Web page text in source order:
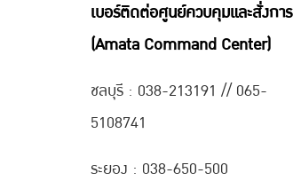
เบอร์ติดต่อศูนย์ควบคุมและสั่งการ
(Amata Command Center)
ชลบุรี : 038-213191 // 065-
5108741
ระยอง : 038-650-500